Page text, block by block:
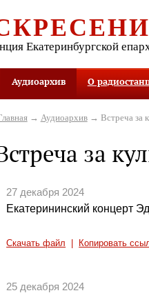
Екатеринбургской
Аудиоархив О
→ Аудиоархив→ Встреча за
за
27 декабря 2024
Екатерининский концерт
Скачать файл Копировать
25 декабря 2024